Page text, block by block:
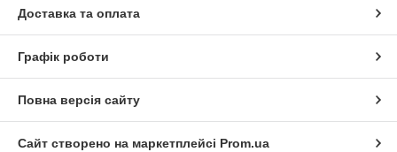
Доставка та оплата
Графік роботи
Повна версія сайту
Сайт створено на маркетплейсі Prom.ua